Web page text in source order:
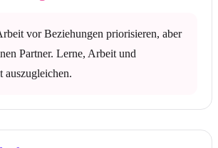
vor Beziehungen priorisieren, aber
Partner. Lerne, Arbeit und
auszugleichen.